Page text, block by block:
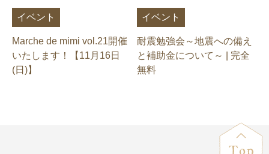
イベント
Marche de mimi vol.21開催
いたします！【11月16日
(日)】
イベント
耐震勉強会～地震への備え
と補助金について～ | 完全
無料